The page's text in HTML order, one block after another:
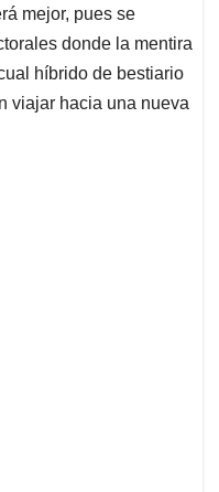
mejor, pues se
donde la mentira
híbrido de bestiario
viajar hacia una nueva